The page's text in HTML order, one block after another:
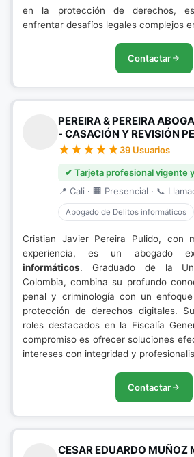
en la protección de derechos,
enfrentar desafíos legales complejos
Contactar
PEREIRA & PEREIRA
- CASACIÓN Y REVISIÓN
39 Usuarios
✔ Tarjeta profesional vigente
📍 Cali · 🏢 Presencial · 📞
Abogado de Delitos informáticos
Cristian Javier Pereira Pulido, con
experiencia, es un abogado
informáticos. Graduado de la
Colombia, combina su profundo
penal y criminología con un
protección de derechos digitales.
roles destacados en la Fiscalía
compromiso es ofrecer soluciones
intereses con integridad y
Contactar
CESAR EDUARDO MUÑOZ